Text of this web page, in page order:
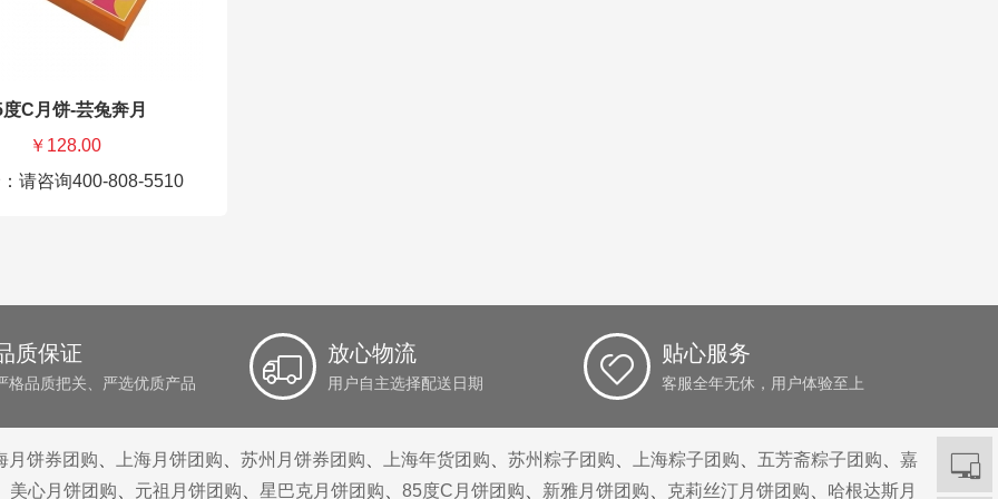
C月饼-芸兔奔月
￥128.00
请咨询400-808-5510
广式板栗月饼50g*2
广式豆沙月饼50g*2
桃山皮清香莲蓉月饼50g*2
桃山皮金沙绿豆蓉月饼50g*2
质保证
格品质把关、严选优质产品
放心物流
用户自主选择配送日期
贴心服务
客服全年无休，用户体验至上
月饼券团购 上海月饼团购 苏州月饼券团购 上海年货团购 苏州粽子团购 上海粽子团购 五芳斋粽子团购
嘉
美心月饼团购 元祖月饼团购 星巴克月饼团购 85度C月饼团购 新雅月饼团购 克莉丝汀月饼团购 哈根达斯月